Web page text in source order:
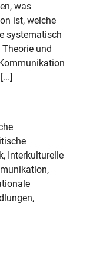
was
ist, welche
systematisch
und
Interkulturelle